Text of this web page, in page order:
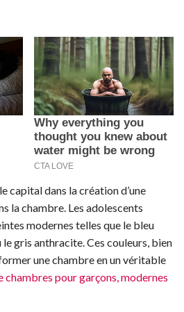
capital dans la création d’une
la chambre. Les adolescents
modernes telles que le bleu
gris anthracite. Ces couleurs, bien
une chambre en un véritable
chambres pour garçons, modernes